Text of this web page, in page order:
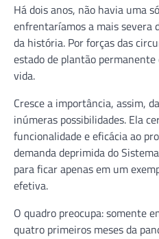
Há dois anos, não havia uma
enfrentaríamos a mais severa
da história. Por forças das
estado de plantão
vida.
Cresce a importância, assim,
inúmeras possibilidades. Ela
funcionalidade e eficácia ao
demanda deprimida do
para ficar apenas em um
efetiva.
O quadro preocupa: somente
quatro primeiros meses da